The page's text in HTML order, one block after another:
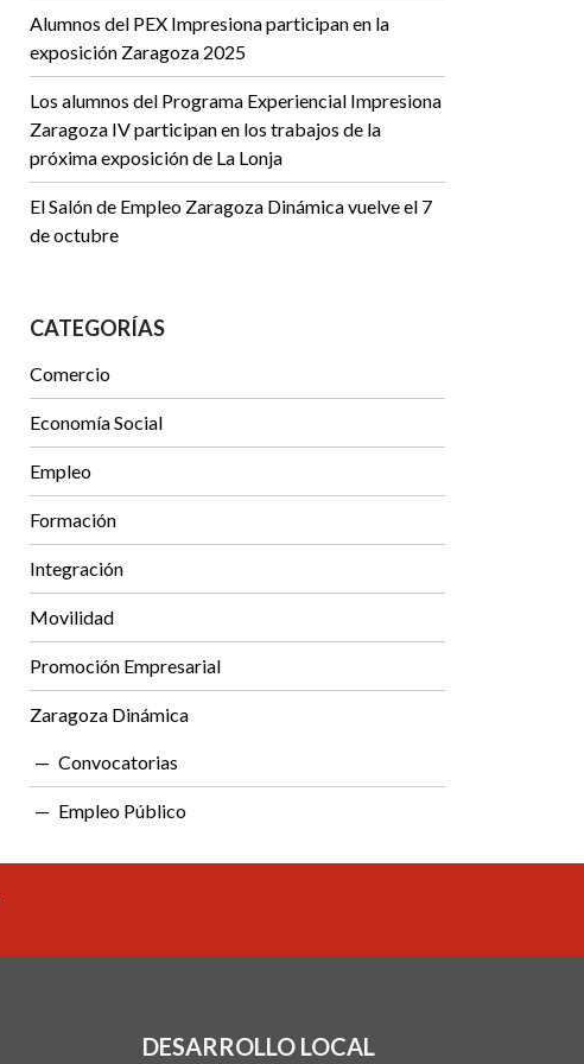
Alumnos del PEX Impresiona participan en la
exposición Zaragoza 2025
Los alumnos del Programa Experiencial Impresiona
Zaragoza IV participan en los trabajos de la
próxima exposición de La Lonja
El Salón de Empleo Zaragoza Dinámica vuelve el 7
de octubre
CATEGORÍAS
Comercio
Economía Social
Empleo
Formación
Integración
Movilidad
Promoción Empresarial
Zaragoza Dinámica
Convocatorias
Empleo Público
DESARROLLO LOCAL